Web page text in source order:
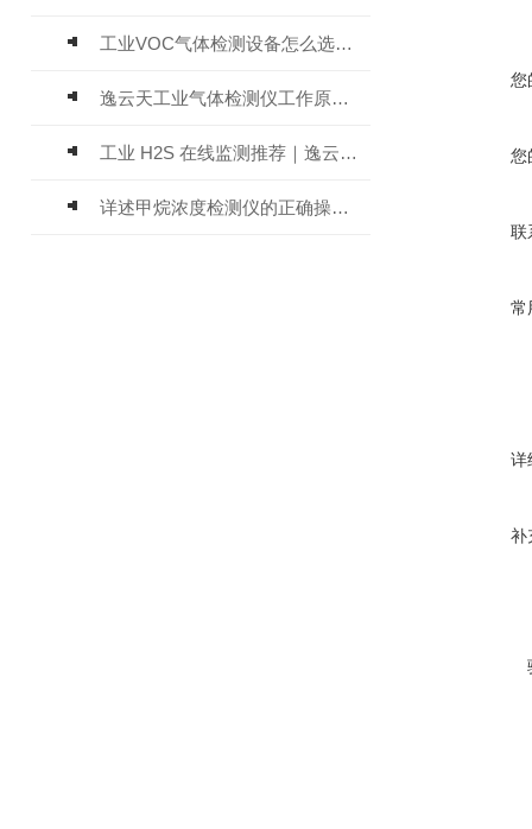
工业VOC气体检测设备怎么选？主流仪器实测参考
逸云天工业气体检测仪工作原理与选型标准详解
工业 H2S 在线监测推荐｜逸云天 MIC-600-H2S 固定式硫化氢检测仪评测
详述甲烷浓度检测仪的正确操作使用方法
您
您
联
常
详
补